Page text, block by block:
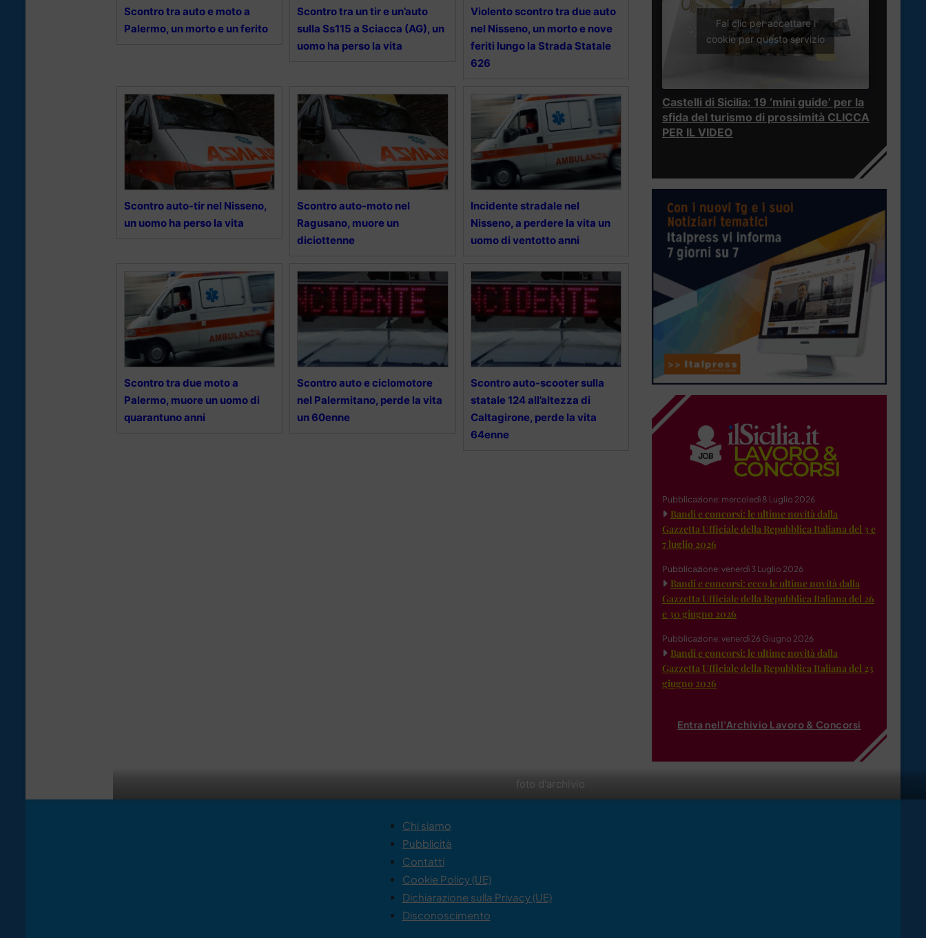
foto d'archivio
Scontro tra auto e moto a
Palermo, un morto e un ferito
Scontro tra un tir e un’auto
sulla Ss115 a Sciacca (AG), un
uomo ha perso la vita
Violento scontro tra due auto
nel Nisseno, un morto e nove
feriti lungo la Strada Statale
626
Scontro auto-tir nel Nisseno,
un uomo ha perso la vita
Scontro auto-moto nel
Ragusano, muore un
diciottenne
Incidente stradale nel
Nisseno, a perdere la vita un
uomo di ventotto anni
Scontro tra due moto a
Palermo, muore un uomo di
quarantuno anni
Scontro auto e ciclomotore
nel Palermitano, perde la vita
un 60enne
Scontro auto-scooter sulla
statale 124 all’altezza di
Caltagirone, perde la vita
64enne
Fai clic per accettare i
cookie per questo servizio
Castelli di Sicilia: 19 ‘mini guide’ per la
sfida del turismo di prossimità CLICCA
PER IL VIDEO
Pubblicazione: mercoledì 8 Luglio 2026
Bandi e concorsi: le ultime novità dalla
Gazzetta Ufficiale della Repubblica Italiana del 3 e
7 luglio 2026
Pubblicazione: venerdì 3 Luglio 2026
Bandi e concorsi: ecco le ultime novità dalla
Gazzetta Ufficiale della Repubblica Italiana del 26
e 30 giugno 2026
Pubblicazione: venerdì 26 Giugno 2026
Bandi e concorsi: le ultime novità dalla
Gazzetta Ufficiale della Repubblica Italiana del 23
giugno 2026
Entra nell'Archivio Lavoro & Concorsi
Chi siamo
Pubblicità
Contatti
Cookie Policy (UE)
Dichiarazione sulla Privacy (UE)
Disconoscimento